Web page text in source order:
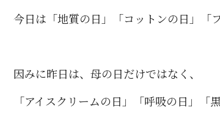
今日は「地質の日」「コットンの日」「
因みに昨日は、母の日だけではなく、
「アイスクリームの日」「呼吸の日」「